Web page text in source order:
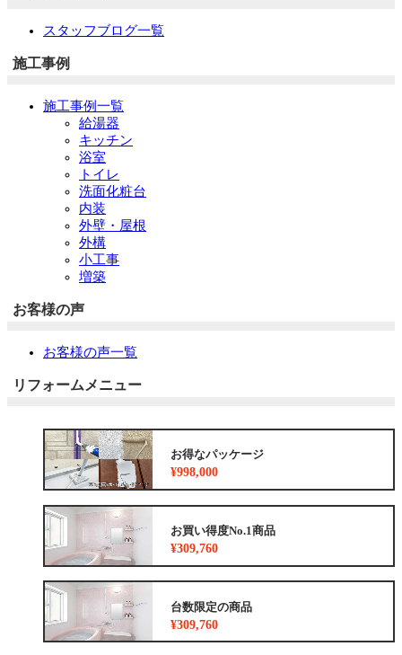
スタッフブログ一覧
施工事例
施工事例一覧
給湯器
キッチン
浴室
トイレ
洗面化粧台
内装
外壁・屋根
外構
小工事
増築
お客様の声
お客様の声一覧
リフォームメニュー
お得なパッケージ
¥998,000
お買い得度No.1商品
¥309,760
台数限定の商品
¥309,760